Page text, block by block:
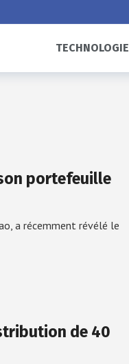
TECHNOLOGIE
portefeuille
a récemment révélé le
de 40